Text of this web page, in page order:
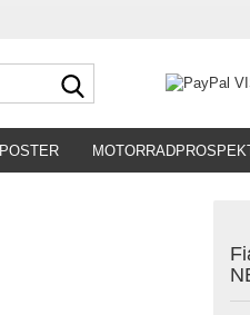
POSTER